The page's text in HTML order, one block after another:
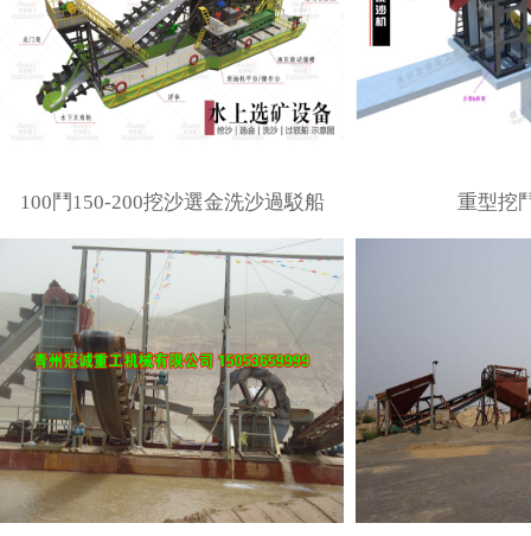
100鬥150-200挖沙選金洗沙過駁船 重型挖